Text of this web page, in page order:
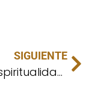
SIGUIENTE
67. La espiritualidad y la riqueza